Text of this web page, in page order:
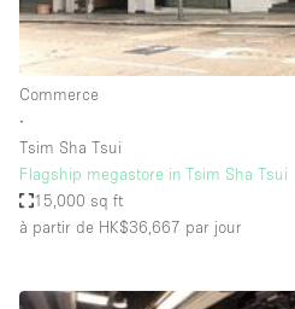
Container
Entrepôt / Espace Stockage /
Espace Atypique / Unique
Espace Publicitaire
Espace Événementiel
Kiosque / Stand / Corner
Commerce
∙
Tsim Sha Tsui
Flagship megastore in Tsim Sha Tsui
15,000 sq ft
à partir de HK$36,667 par jour